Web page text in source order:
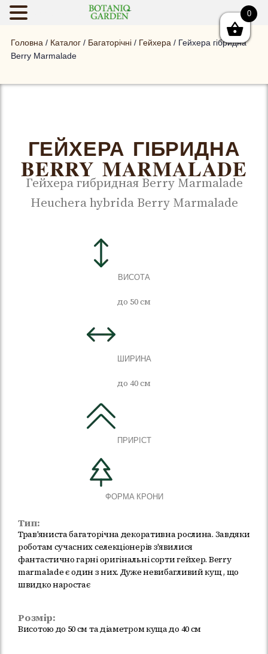
Головна / Каталог / Багаторічні / Гейхера / Гейхера гібридна
Berry Marmalade
ГЕЙХЕРА ГІБРИДНА
BERRY MARMALADE
Гейхера гибридная Berry Marmalade
Heuchera hybrida Berry Marmalade
ВИСОТА
до 50 см
ШИРИНА
до 40 см
ПРИРІСТ
ФОРМА КРОНИ
Тип:
Трав'яниста багаторічна декоративна рослина. Завдяки
роботам сучасних селекціонерів з'явилися
фантастично гарні оригінальні сорти гейхер. Berry
marmalade є один з них. Дуже невибагливий кущ , що
швидко наростає
Розмір:
Висотою до 50 см та діаметром куща до 40 см
0